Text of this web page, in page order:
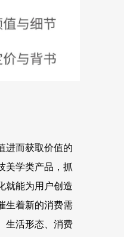
进而获取价值的
美学类产品，抓
就能为用户创造
生着新的消费需
生活形态、消费